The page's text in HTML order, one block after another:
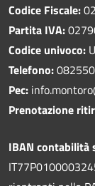
Codice Fiscale:
Partita IVA:
Codice univoco:
Telefono:
Pec:
Prenotazione
IBAN contabilità